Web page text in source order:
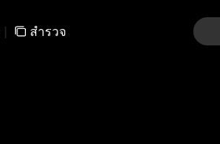
| สำรวจ